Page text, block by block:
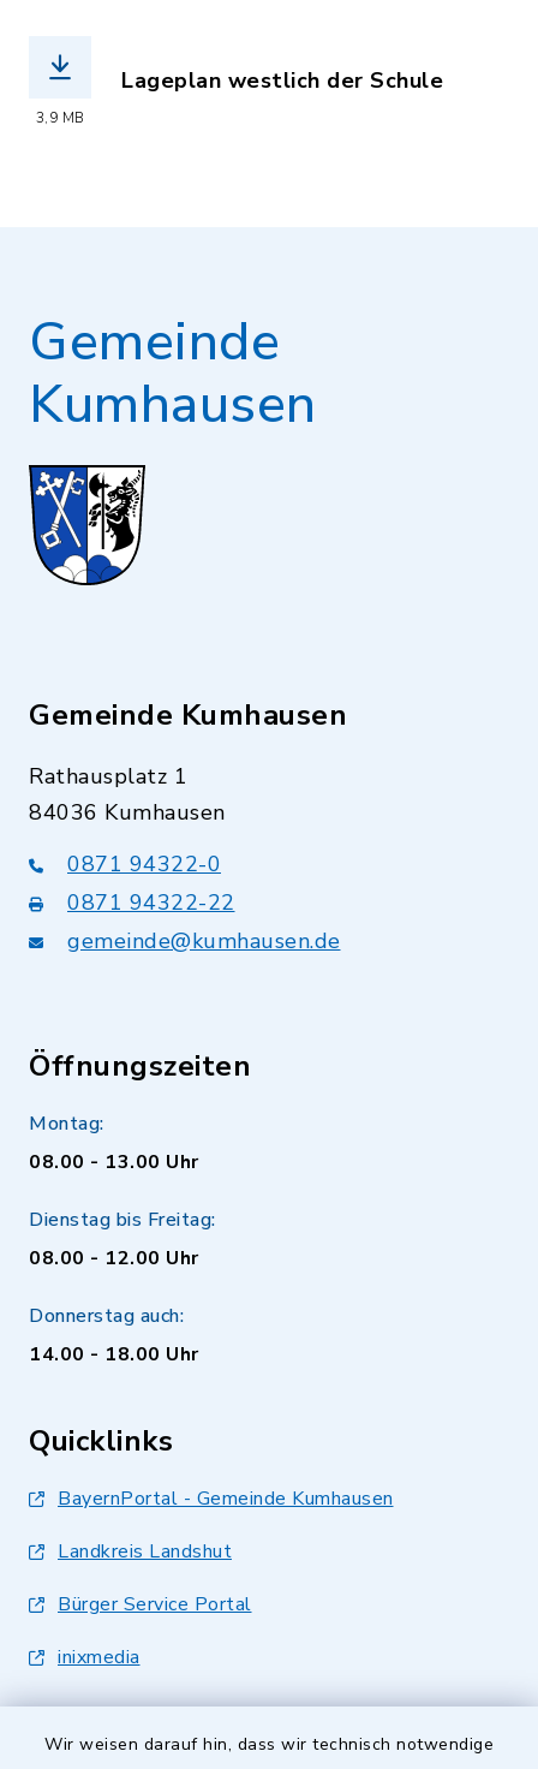
Wir weisen darauf hin, dass wir technisch notwendige
3,9 MB
Lageplan westlich der Schule
Gemeinde
Kumhausen
Gemeinde Kumhausen
Rathausplatz 1
84036 Kumhausen
0871 94322-0
0871 94322-22
gemeinde@kumhausen.de
Öffnungszeiten
Montag:
08.00 - 13.00 Uhr
Dienstag bis Freitag:
08.00 - 12.00 Uhr
Donnerstag auch:
14.00 - 18.00 Uhr
Quicklinks
BayernPortal - Gemeinde Kumhausen
Landkreis Landshut
Bürger Service Portal
inixmedia